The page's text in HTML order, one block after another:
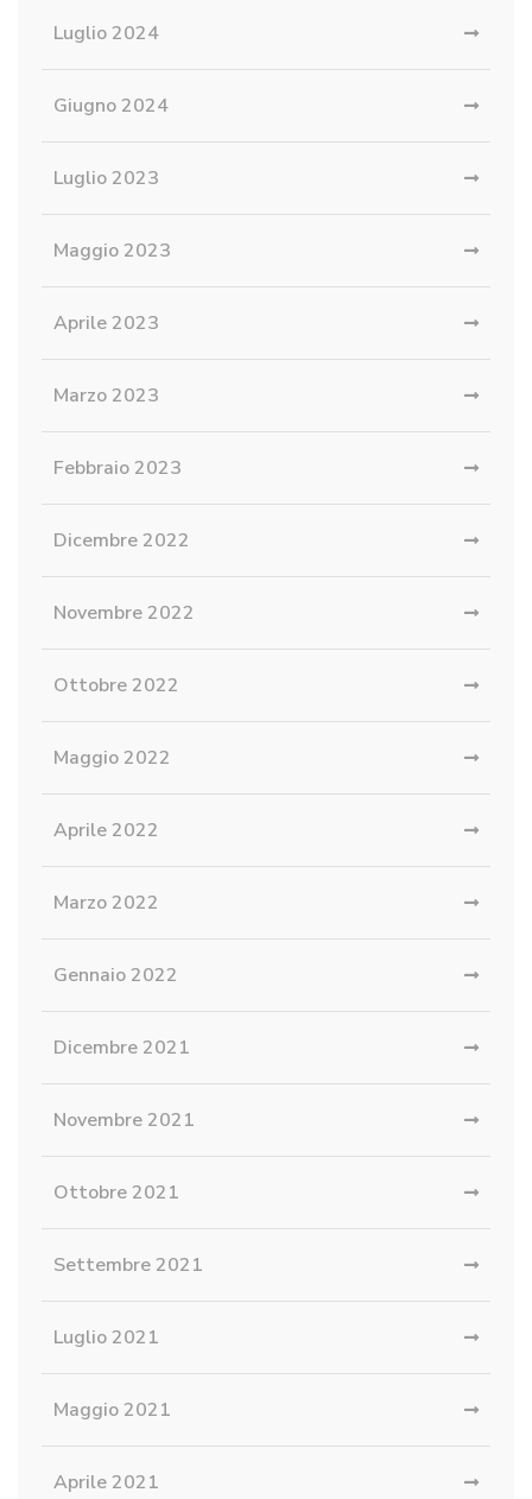
Luglio 2024
Giugno 2024
Luglio 2023
Maggio 2023
Aprile 2023
Marzo 2023
Febbraio 2023
Dicembre 2022
Novembre 2022
Ottobre 2022
Maggio 2022
Aprile 2022
Marzo 2022
Gennaio 2022
Dicembre 2021
Novembre 2021
Ottobre 2021
Settembre 2021
Luglio 2021
Maggio 2021
Aprile 2021